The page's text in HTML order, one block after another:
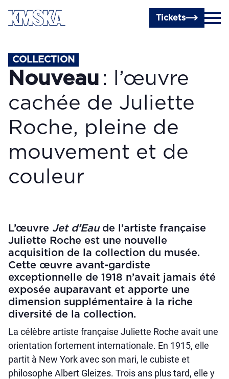
Passer au contenu principal
Tickets
COLLECTION
Nouveau : l’œuvre
cachée de Juliette
Roche, pleine de
mouvement et de
couleur
L’œuvre Jet d’Eaude l’artiste française
Juliette Roche est une nouvelle
acquisition de la collection du musée.
Cette œuvre avant-gardiste
exceptionnelle de 1918 n’avait jamais été
exposée auparavant et apporte une
dimension supplémentaire à la riche
diversité de la collection.
La célèbre artiste française Juliette Roche avait une
orientation fortement internationale. En 1915, elle
partit à New York avec son mari, le cubiste et
philosophe Albert Gleizes. Trois ans plus tard, elle y